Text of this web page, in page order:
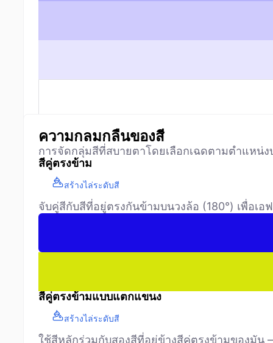
ความกลมกลืนของสี
การจัดกลุ่มสีที่สบายตาโดยเลือกเฉดตามตำแหน่
สีคู่ตรงข้าม
สร้างไล่ระดับสี
จับคู่สีกับสีที่อยู่ตรงกันข้ามบนวงล้อ (180°) เพื่อเ
สีคู่ตรงข้ามแบบแตกแขนง
สร้างไล่ระดับสี
ใช้สีหลักร่วมกับสองสีที่อยู่ข้างสีคู่ตรงข้ามของมั